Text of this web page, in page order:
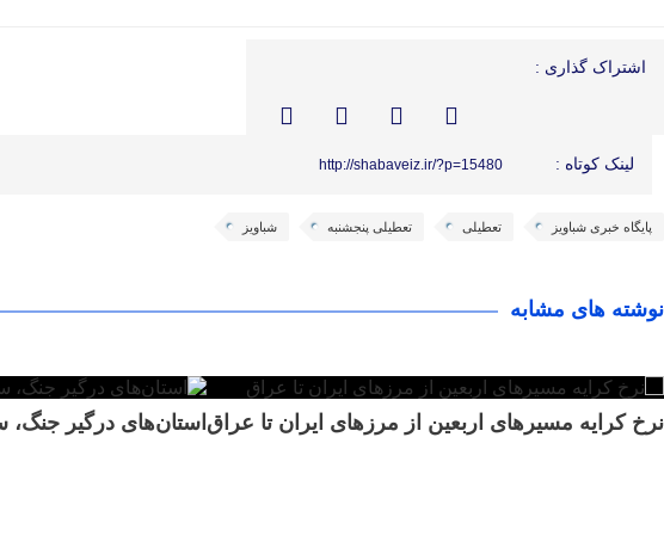
اشتراک گذاری :
لینک کوتاه : http://shabaveiz.ir/?p=15480
پایگاه خبری شباویز تعطیلی تعطیلی پنجشنبه شباویز
نوشته های مشابه
نرخ کرایه مسیرهای اربعین از مرزهای ایران تا عراق استان‌های درگیر جنگ،